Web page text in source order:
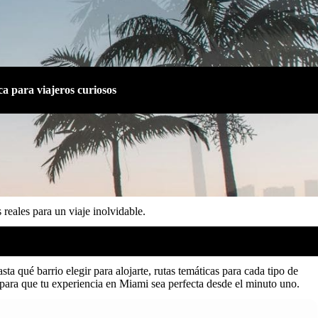
para viajeros curiosos
para un viaje inolvidable.
qué barrio elegir para alojarte, rutas temáticas para cada tipo de
que tu experiencia en Miami sea perfecta desde el minuto uno.